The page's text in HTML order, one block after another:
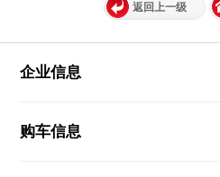
返回上一级
企业信息
购车信息